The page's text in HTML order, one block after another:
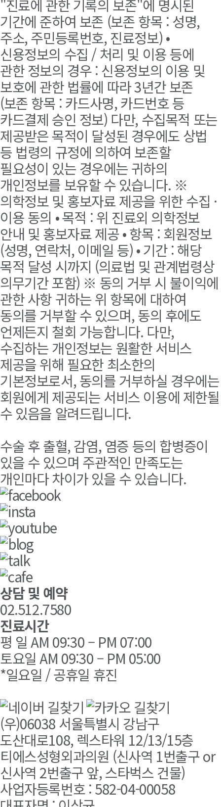
"진료에 관한 기록의 보존"에 명시된
기간에 준하여 보존 (보존 항목 : 성명,
주소, 주민등록번호, 진료정보) •
신용정보의 수집 / 처리 및 이용 등에
관한 정보의 경우 : 신용정보의 이용 및
보호에 관한 법률에 따라 3년간 보존
(보존 항목 : 카드사명, 카드번호 등
카드결제 승인 정보) 다만, 수집목적 또는
제공받은 목적이 달성된 경우에도 상법
등 법령의 규정에 의하여 보존할
필요성이 있는 경우에는 귀하의
개인정보를 보유할 수 있습니다. ※
의학정보 및 홍보자료 제공을 위한 수집 ·
이용 동의 • 목적 : 위 진료외 의학정보
안내 및 홍보자료 제공 • 항목 : 회원정보
(성명, 연락처, 이메일 등) • 기간 : 해당
목적 달성 시까지 (의료법 및 관계법령상
의무기간 포함) ※ 동의 거부 시 불이익에
관한 사항 귀하는 위 항목에 대하여
동의를 거부할 수 있으며, 동의 후에도
언제든지 철회 가능합니다. 다만,
수집하는 개인정보는 원활한 서비스
제공을 위해 필요한 최소한의
기본정보로서, 동의를 거부하실 경우에는
회원에게 제공되는 서비스 이용에 제한될
수 있음을 알려드립니다.
수술 후 출혈, 감염, 염증 등의 합병증이
있을 수 있으며 주관적인 만족도는
개인마다 차이가 있을 수 있습니다.
상담 및 예약
02.512.7580
진료시간
평 일 AM 09:30 – PM 07:00
토요일 AM 09:30 – PM 05:00
*일요일 / 공휴일 휴진
(우)06038 서울특별시 강남구
도산대로108, 렉스타워 12/13/15층
티에스성형외과의원 (신사역 1번출구 or
신사역 2번출구 앞, 스타벅스 건물)
사업자등록번호 : 582-04-00058